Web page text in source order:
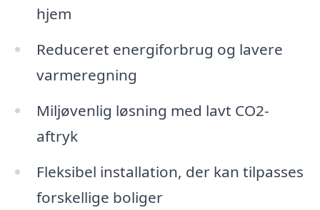
hjem
Reduceret energiforbrug og lavere
varmeregning
Miljøvenlig løsning med lavt CO2-
aftryk
Fleksibel installation, der kan tilpasses
forskellige boliger